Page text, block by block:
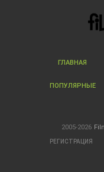
ГЛАВНАЯ
ПОПУЛЯРНЫЕ
2005-2026
РЕГИСТРАЦИЯ